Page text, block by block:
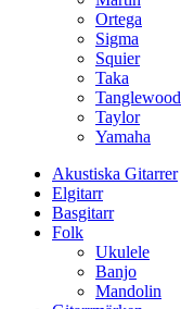
Ortega
Sigma
Squier
Taka
Tanglewood
Taylor
Yamaha
Akustiska Gitarrer
Elgitarr
Basgitarr
Folk
Ukulele
Banjo
Mandolin